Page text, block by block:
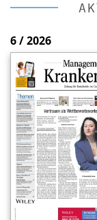
6 / 2026